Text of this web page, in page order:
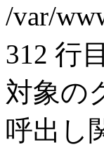
/var/
312 行
対象の
呼出し